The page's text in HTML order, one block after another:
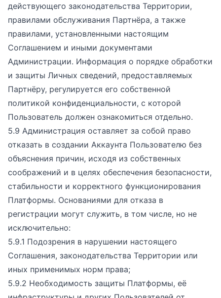
действующего законодательства Территории,
правилами обслуживания Партнёра, а также
правилами, установленными настоящим
Соглашением и иными документами
Администрации. Информация о порядке обработки
и защиты Личных сведений, предоставляемых
Партнёру, регулируется его собственной
политикой конфиденциальности, с которой
Пользователь должен ознакомиться отдельно.
5.9 Администрация оставляет за собой право
отказать в создании Аккаунта Пользователю без
объяснения причин, исходя из собственных
соображений и в целях обеспечения безопасности,
стабильности и корректного функционирования
Платформы. Основаниями для отказа в
регистрации могут служить, в том числе, но не
исключительно:
5.9.1 Подозрения в нарушении настоящего
Соглашения, законодательства Территории или
иных применимых норм права;
5.9.2 Необходимость защиты Платформы, её